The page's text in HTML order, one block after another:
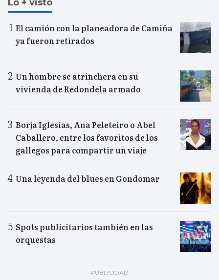
Lo + visto
El camión con la planeadora de Camiña
ya fueron retirados
Un hombre se atrinchera en su
vivienda de Redondela armado
Borja Iglesias, Ana Peleteiro o Abel
Caballero, entre los favoritos de los
gallegos para compartir un viaje
Una leyenda del blues en Gondomar
Spots publicitarios también en las
orquestas